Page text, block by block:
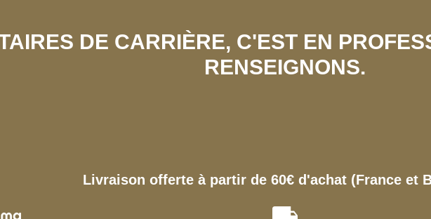
DE CARRIÈRE, C'EST EN
RENSEIGNONS.
Livraison offerte à partir de 60€ d'achat (France et